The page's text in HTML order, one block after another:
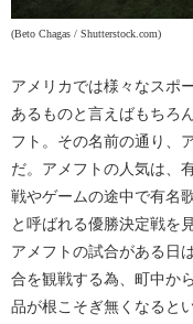
(Beto Chagas / Shutterstock.com)
アメリカでは様々なスポ
あるものと言えばもちろ
フト。その名前の通り、
だ。アメフトの人気は、
戦やゲームの途中で有名
と呼ばれる優勝決定戦を
アメフトの試合がある日
合を観戦する為、町中か
品が根こそぎ無くなると